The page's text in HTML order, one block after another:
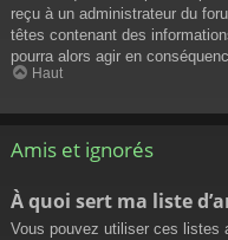
reçu à un administrateur du
têtes contenant des
pourra alors agir en
Haut
Amis et ignorés
À quoi sert ma liste
Vous pouvez utiliser ces listes